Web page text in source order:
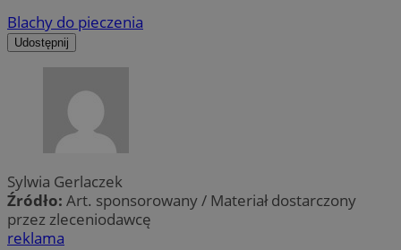
Blachy do pieczenia
Udostępnij
Sylwia Gerlaczek
Źródło: Art. sponsorowany / Materiał dostarczony
przez zleceniodawcę
reklama